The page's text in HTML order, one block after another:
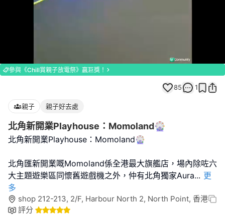
78.95%
參與《Chill賞親子放電祭》贏巨獎！
85 1
親子 親子好去處
北角新開業Playhouse：Momoland🎡
北角新開業Playhouse：Momoland🎡
北角匯新開業嘅Momoland係全港最大旗艦店，場內除咗六
大主題遊樂區同懷舊遊戲機之外，仲有北角獨家Aura... 更
多
shop 212-213, 2/F, Harbour North 2, North Point, 香港
評分